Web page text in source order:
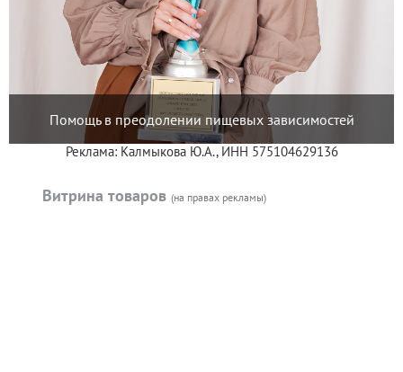
Помощь в преодолении пищевых зависимостей
Реклама: Калмыкова Ю.А., ИНН 575104629136
Витрина товаров (на правах рекламы)